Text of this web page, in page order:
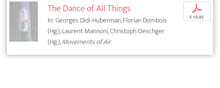
The Dance of All Things
In: Georges Didi-Huberman, Florian Dombois
(Hg.), Laurent Mannoni, Christoph Oeschger
(Hg.),Movements of Air
p
€ 19,95